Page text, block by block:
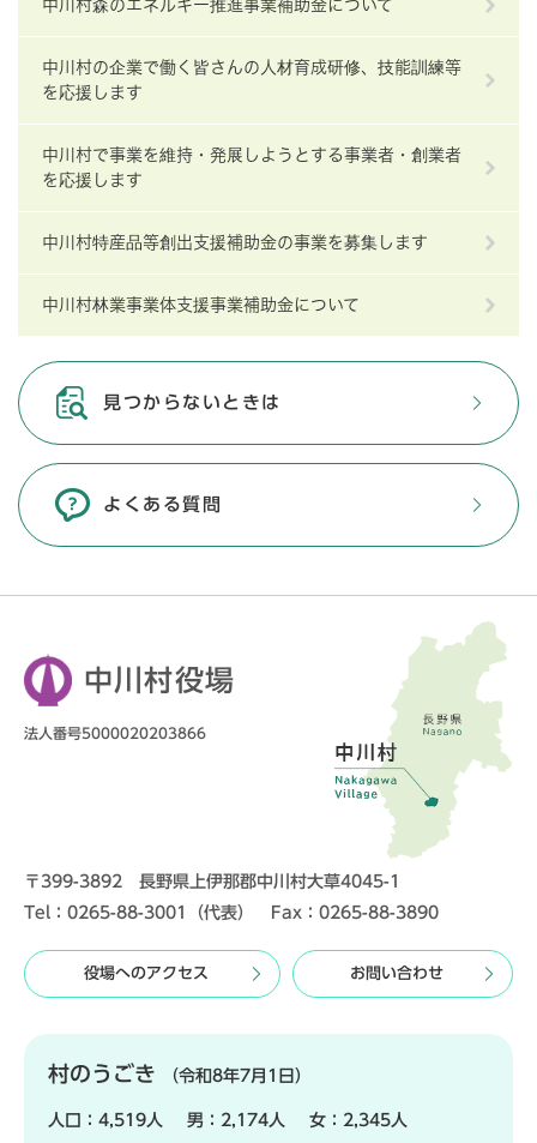
中川村森のエネルギー推進事業補助金について
中川村の企業で働く皆さんの人材育成研修、技能訓練等
を応援します
中川村で事業を維持・発展しようとする事業者・創業者
を応援します
中川村特産品等創出支援補助金の事業を募集します
中川村林業事業体支援事業補助金について
見つからないときは
よくある質問
中川村役場
法人番号5000020203866
〒399-3892 長野県上伊那郡中川村大草4045-1
Tel：0265-88-3001（代表） Fax：0265-88-3890
役場へのアクセス お問い合わせ
村のうごき （令和8年7月1日）
人口： 4,519人 男： 2,174人 女： 2,345人